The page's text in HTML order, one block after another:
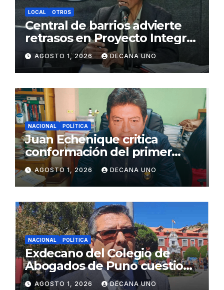
LOCAL OTROS
Central de barrios advierte
retrasos en Proyecto Integral
de Agua y Alcantarillado para
Juliaca
AGOSTO 1, 2026 DECANA UNO
NACIONAL POLÍTICA
Juan Echenique critica
conformación del primer
gabinete ministerial de Keiko
Fujimori
AGOSTO 1, 2026 DECANA UNO
NACIONAL POLÍTICA
Exdecano del Colegio de
Abogados de Puno cuestiona
propuestas sobre seguridad
AGOSTO 1, 2026 DECANA UNO